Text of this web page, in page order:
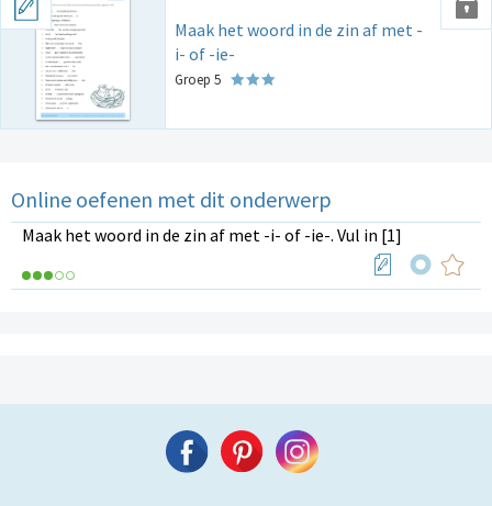
Maak het woord in de zin af met -
i- of -ie-
Groep 5
Online oefenen met dit onderwerp
Maak het woord in de zin af met -i- of -ie-. Vul in [1]